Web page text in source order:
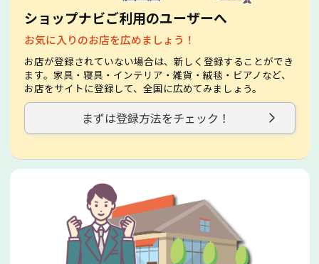
ショップナビご利用のユーザーへ
お気に入りのお店を広めましょう！
お店が登録されていない場合は、新しく登録することができ
ます。家具・寝具・インテリア・雑貨・絨毯・ビアノなど、
お店をサイトに登録して、全国に広めてみましょう。
まずは登録方法をチェック！